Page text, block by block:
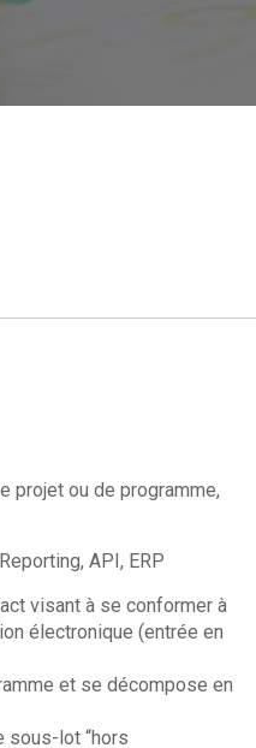
projet ou de programme,
Reporting, API, ERP
visant à se conformer à
électronique (entrée en
et se décompose en
sous-lot “hors